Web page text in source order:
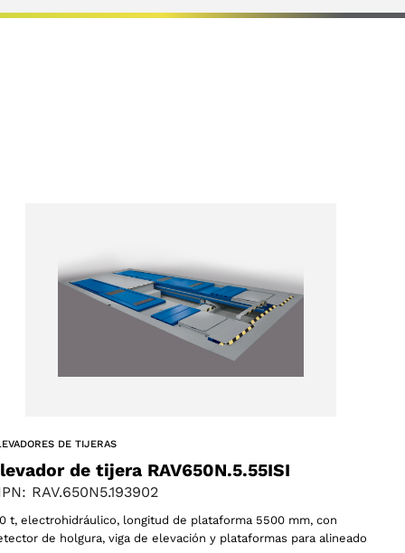
DE TIJERAS
de tijera RAV650N.5.55ISI
RAV.650N5.193902
t, electrohidráulico, longitud de plataforma 5500 mm, con
de holgura, viga de elevación y plataformas para alineado